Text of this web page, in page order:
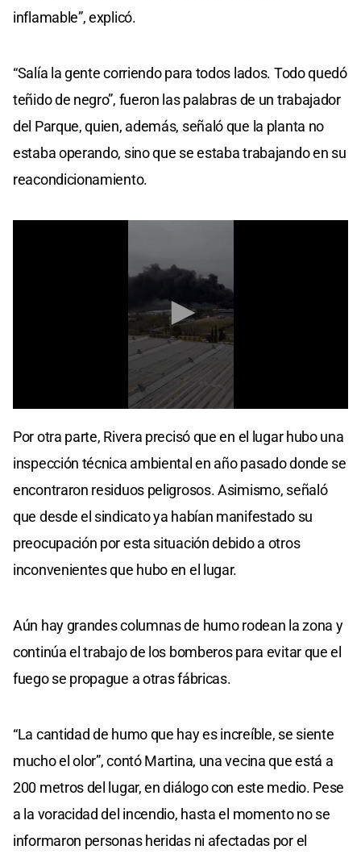
inflamable”, explicó.
“Salía la gente corriendo para todos lados. Todo quedó
teñido de negro”, fueron las palabras de un trabajador
del Parque, quien, además, señaló que la planta no
estaba operando, sino que se estaba trabajando en su
reacondicionamiento.
of
seconds
Por otra parte, Rivera precisó que en el lugar hubo una
inspección técnica ambiental en año pasado donde se
encontraron residuos peligrosos. Asimismo, señaló
que desde el sindicato ya habían manifestado su
preocupación por esta situación debido a otros
inconvenientes que hubo en el lugar.
Aún hay grandes columnas de humo rodean la zona y
continúa el trabajo de los bomberos para evitar que el
fuego se propague a otras fábricas.
“La cantidad de humo que hay es increíble, se siente
mucho el olor”, contó Martina, una vecina que está a
200 metros del lugar, en diálogo con este medio. Pese
a la voracidad del incendio, hasta el momento no se
informaron personas heridas ni afectadas por el